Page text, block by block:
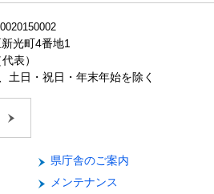
光町4番地1
表）
土日・祝日・年末年始を除く
県庁舎のご案内
メンテナンス